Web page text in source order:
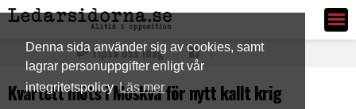
Denna sida använder sig av cookies, samt
lagrar personuppgifter enligt vår
integritetspolicyLäs mer
Ledarsidorna.se
Tipsa oss idag
Kvartett möts i Moskva för nytt kallt krig